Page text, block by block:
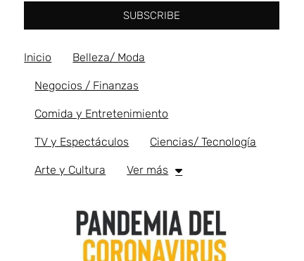
SUBSCRIBE
Inicio Belleza/ Moda
Negocios / Finanzas
Comida y Entretenimiento
TV y Espectáculos Ciencias/ Tecnología
Arte y Cultura Ver más